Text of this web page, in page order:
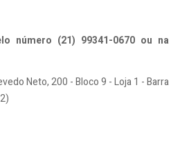
número (21) 99341-0670 ou na
Neto, 200 - Bloco 9 - Loja 1 - Barra